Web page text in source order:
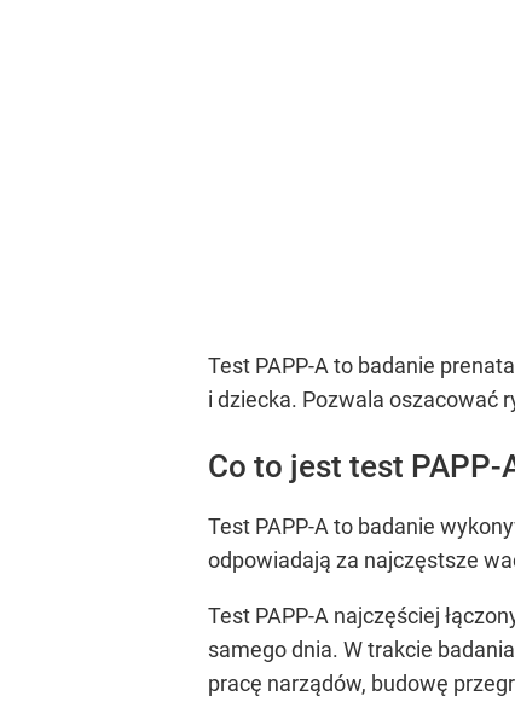
Test PAPP-A to badanie
i dziecka. Pozwala oszacować
Co to jest test PAPP-
Test PAPP-A to badanie
odpowiadają za najczęstsze
Test PAPP-A najczęściej
samego dnia. W trakcie
pracę narządów, budowę